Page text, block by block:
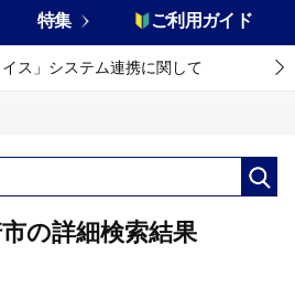
特集 ご利用ガイド
イス」システム連携に関して
の詳細検索結果